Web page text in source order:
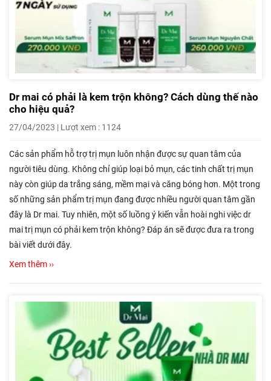
Dr mai có phải là kem trộn không? Cách dùng thế nào
cho hiệu quả?
27/04/2023 | Lượt xem : 1124
Các sản phẩm hỗ trợ trị mụn luôn nhận được sự quan tâm của
người tiêu dùng. Không chỉ giúp loại bỏ mụn, các tinh chất trị mụn
này còn giúp da trắng sáng, mềm mại và căng bóng hơn. Một trong
số những sản phẩm trị mụn đang được nhiều người quan tâm gần
đây là Dr mai. Tuy nhiên, một số luồng ý kiến vẫn hoài nghi việc dr
mai trị mụn có phải kem trộn không? Đáp án sẽ được đưa ra trong
bài viết dưới đây.
Xem thêm ››